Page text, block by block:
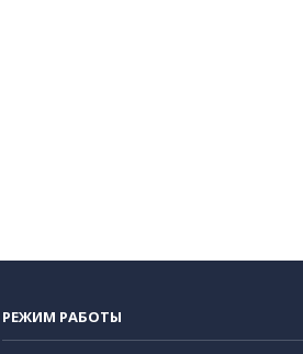
РЕЖИМ РАБОТЫ